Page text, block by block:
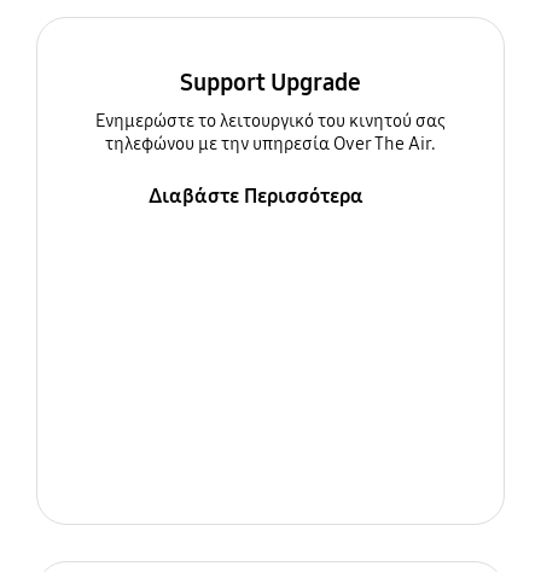
Support Upgrade
Ενημερώστε τo λειτουργικό του κινητού σας
τηλεφώνου με την υπηρεσία Over The Air.
Διαβάστε Περισσότερα